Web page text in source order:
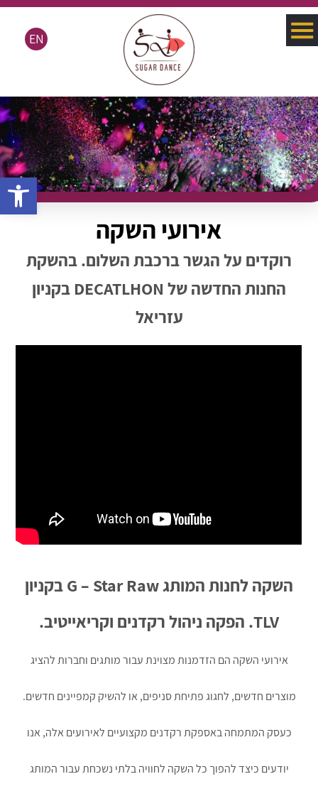
פתח
EN
אירועי השקה
רוקדים על הגשר ברכבת השלום. בהשקת
החנות החדשה של DECATLHON בקניון
עזריאל
השקה לחנות המותג G – Star Raw בקניון
TLV. הפקה ניהול רקדנים וקריאייטיב.
אירועי השקה הם הזדמנות מצוינת עבור מותגים וחברות להציג
מוצרים חדשים, לחגוג פתיחת סניפים, או להשיק קמפיינים חדשים.
כעסק המתמחה באספקת רקדנים מקצועיים לאירועים אלה, אנו
יודעים כיצד להפוך כל השקה לחוויה בלתי נשכחת עבור המותג